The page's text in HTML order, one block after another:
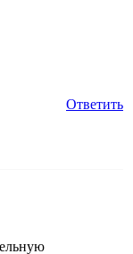
Ответить